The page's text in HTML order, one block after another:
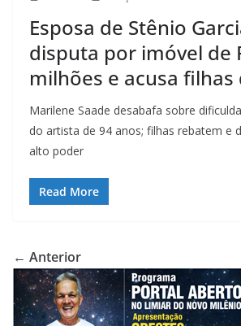
Esposa de Stênio
disputa por imóvel de
milhões e acusa
Marilene Saade desabafa sobre
do artista de 94 anos; filhas rebatem e
alto poder
Read More
← Anterior